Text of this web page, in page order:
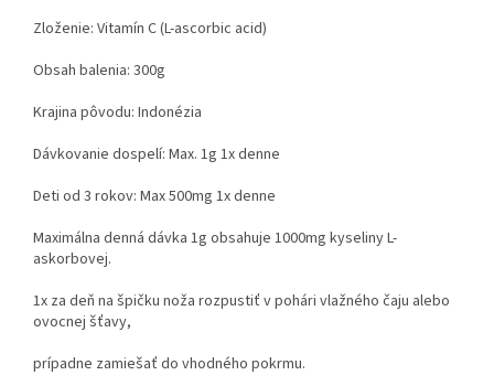
Zloženie: Vitamín C (L-ascorbic acid)
Obsah balenia: 300g
Krajina pôvodu: Indonézia
Dávkovanie dospelí: Max. 1g 1x denne
Deti od 3 rokov: Max 500mg 1x denne
Maximálna denná dávka 1g obsahuje 1000mg kyseliny L-
askorbovej.
1x za deň na špičku noža rozpustiť v pohári vlažného čaju alebo
ovocnej šťavy,
prípadne zamiešať do vhodného pokrmu.